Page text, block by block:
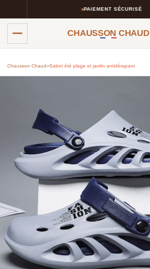
PAIEMENT SÉCURISÉ
CHAUSSON CHAUD
Chausson Chaud››Sabot été plage et jardin antidérapant